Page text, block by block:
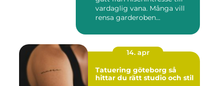
vardaglig vana. Många vill
rensa garderoben...
14. apr
Tatuering göteborg så
hittar du rätt studio och stil